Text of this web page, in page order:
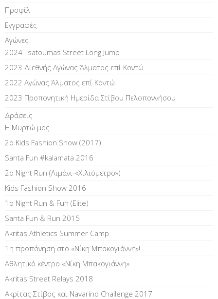
Προφίλ
Εγγραφές
Αγώνες
2024 Tsatoumas Street Long Jump
2023 Διεθνής Αγώνας Άλματος επί Kοντώ
2022 Αγώνας Άλματος επί Κοντώ
2023 Προπονητική Ημερίδα Στίβου Πελοποννήσου
Δράσεις
Η Μυρτώ μας
2ο Kids Fashion Show (2017)
Santa Fun #kalamata 2016
2ο Night Run (Λιμάνι-«Χιλιόμετρο»)
Kids Fashion Show 2016
1o Night Run & Fun (Elite)
Santa Fun & Run 2015
Akritas Athletics Summer Camp
1η προπόνηση στο «Νίκη Μπακογιάννη»!
Αθλητικό κέντρο «Νίκη Μπακογιάννη»
Akritas Street Relays 2018
Ακρίτας Στίβος και Navarino Challenge 2017